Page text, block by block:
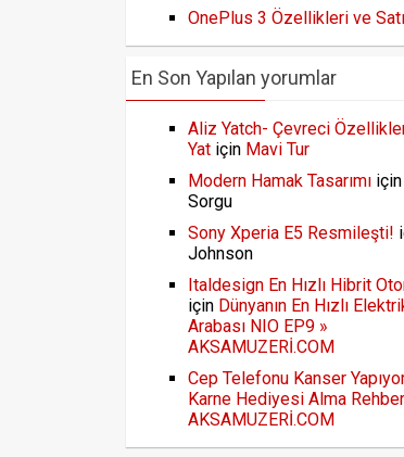
OnePlus 3 Özellikleri ve
En Son Yapılan yorumlar
Aliz Yatch- Çevreci
Yat için Mavi Tur
Modern Hamak Tasarımı için
Sorgu
Sony Xperia E5 Resmileşti!
Johnson
Italdesign En Hızlı Hibrit
için Dünyanın En Hızlı
Arabası NIO EP9 »
AKSAMUZERİ.COM
Cep Telefonu Kanser
Karne Hediyesi Alma
AKSAMUZERİ.COM